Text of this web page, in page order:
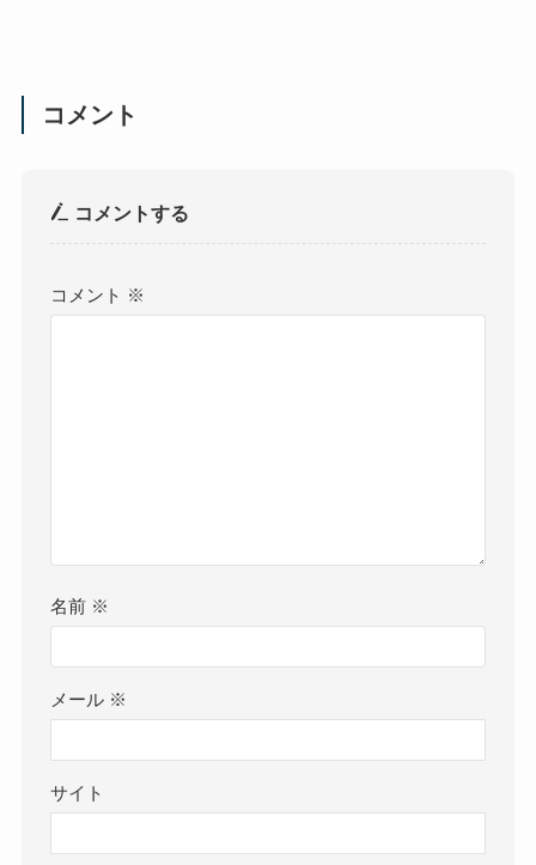
コメント
コメントする
コメント ※
名前 ※
メール ※
サイト